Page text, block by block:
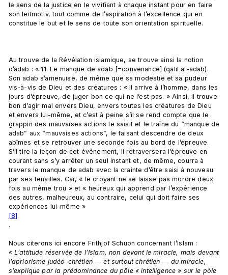
le sens de la justice en le vivifiant à chaque instant pour en faire
son leitmotiv, tout comme de l’aspiration à l’excellence qui en
constitue le but et le sens de toute son orientation spirituelle.
Au trouve de la Révélation islamique, se trouve ainsi la notion
d’adab : « 11. Le manque de adab [=convenance] (qalil al-adab).
Son adab s’amenuise, de même que sa modestie et sa pudeur
vis-à-vis de Dieu et des créatures : « Il arrive à l’homme, dans les
jours d’épreuve, de juger bon ce qui ne l’est pas. » Ainsi, il trouve
bon d’agir mal envers Dieu, envers toutes les créatures de Dieu
et envers lui-même, et c’est à peine s’il se rend compte que le
grappin des mauvaises actions le saisit et le traîne du “manque de
adab” aux “mauvaises actions”, le faisant descendre de deux
abîmes et se retrouver une seconde fois au bord de l’épreuve.
S’il tire la leçon de cet événement, il retraversera l’épreuve en
courant sans s’y arrêter un seul instant et, de même, courra à
travers le manque de adab avec la crainte d’être saisi à nouveau
par ses tenailles. Car, « le croyant ne se laisse pas mordre deux
fois au même trou » et « heureux qui apprend par l’expérience
des autres, malheureux, au contraire, celui qui doit faire ses
expériences lui-même »
[8]
.
Nous citerons ici encore Frithjof Schuon concernant l’Islam :
« L’attitude réservée de l’Islam, non devant le miracle, mais devant
l’apriorisme judéo-chrétien — et surtout chrétien — du miracle,
s’explique par la prédominance du pôle « intelligence » sur le pôle